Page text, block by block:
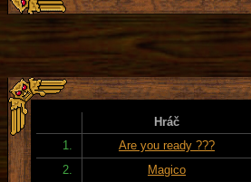
Hráč
1.
Are you ready ???
2.
Magico